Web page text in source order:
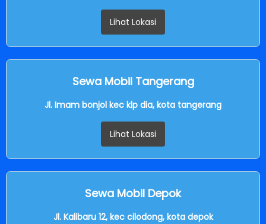
Lihat Lokasi
Sewa Mobil Tangerang
Jl. Imam bonjol kec klp dia, kota tangerang
Lihat Lokasi
Sewa Mobil Depok
Jl. Kalibaru 12, kec cilodong, kota depok